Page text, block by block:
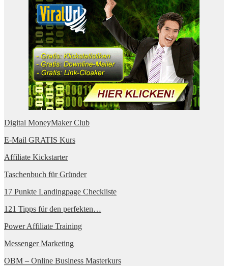
Digital MoneyMaker Club
E-Mail GRATIS Kurs
Affiliate Kickstarter
Taschenbuch für Gründer
17 Punkte Landingpage Checkliste
121 Tipps für den perfekten…
Power Affiliate Training
Messenger Marketing
OBM – Online Business Masterkurs